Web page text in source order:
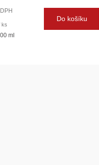
ks
ml
Do košíku